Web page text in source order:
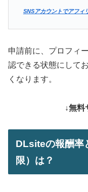
SNSアカウントでアフィ
申請前に、プロフィ
認できる状態にして
くなります。
↓無料
DLsiteの報酬率
限）は？